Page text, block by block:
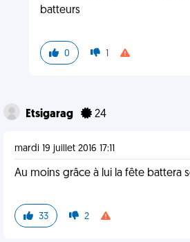
batteurs
0 1
Etsigarag 24
mardi 19 juillet 2016 17:11
Au moins grâce à lui la fête battera
33 2